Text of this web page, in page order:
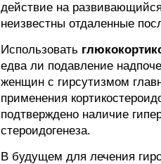
действие на
неизвестны отдаленные
Использовать
едва ли подавление
женщин с гирсутизмом
применения
подтверждено наличие
стероидогенеза.
В будущем для лечения